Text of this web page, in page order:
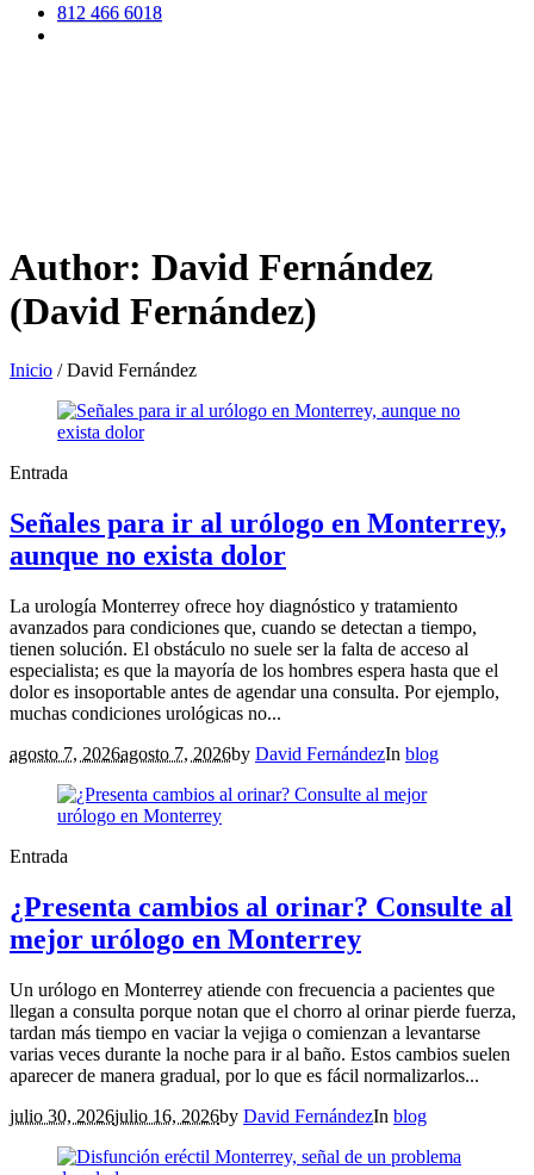
812 466 6018
Author: David Fernández
(David Fernández)
Inicio /David Fernández
Entrada
Señales para ir al urólogo en Monterrey,
aunque no exista dolor
La urología Monterrey ofrece hoy diagnóstico y tratamiento
avanzados para condiciones que, cuando se detectan a tiempo,
tienen solución. El obstáculo no suele ser la falta de acceso al
especialista; es que la mayoría de los hombres espera hasta que el
dolor es insoportable antes de agendar una consulta. Por ejemplo,
muchas condiciones urológicas no...
agosto 7, 2026agosto 7, 2026by David FernándezIn blog
Entrada
¿Presenta cambios al orinar? Consulte al
mejor urólogo en Monterrey
Un urólogo en Monterrey atiende con frecuencia a pacientes que
llegan a consulta porque notan que el chorro al orinar pierde fuerza,
tardan más tiempo en vaciar la vejiga o comienzan a levantarse
varias veces durante la noche para ir al baño. Estos cambios suelen
aparecer de manera gradual, por lo que es fácil normalizarlos...
julio 30, 2026julio 16, 2026by David FernándezIn blog